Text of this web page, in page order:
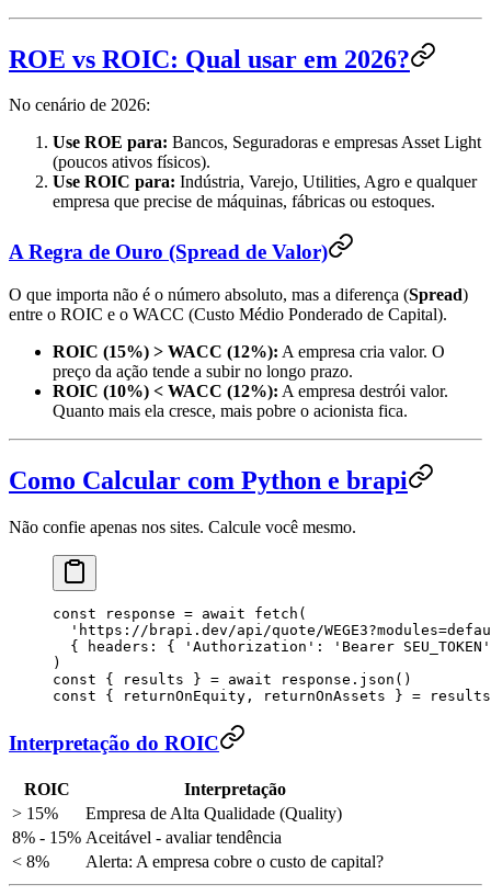
ROE vs ROIC: Qual usar em 2026?
No cenário de 2026:
Use ROE para: Bancos, Seguradoras e empresas Asset Light
(poucos ativos físicos).
Use ROIC para: Indústria, Varejo, Utilities, Agro e qualquer
empresa que precise de máquinas, fábricas ou estoques.
A Regra de Ouro (Spread de Valor)
O que importa não é o número absoluto, mas a diferença (Spread)
entre o ROIC e o WACC (Custo Médio Ponderado de Capital).
ROIC (15%) > WACC (12%): A empresa cria valor. O
preço da ação tende a subir no longo prazo.
ROIC (10%) < WACC (12%): A empresa destrói valor.
Quanto mais ela cresce, mais pobre o acionista fica.
Como Calcular com Python e brapi
Não confie apenas nos sites. Calcule você mesmo.
const response = await fetch (
  '
https://brapi.dev/api/quote/
  {
headers : { ' Authorization ' : ' Bearer SEU_TOKEN '
)
const { results } = await response . json ()
const { returnOnEquity , returnOnAssets } = results
Interpretação do ROIC
ROIC
Interpretação
> 15%
Empresa de Alta Qualidade (Quality)
8% - 15% Aceitável - avaliar tendência
< 8%
Alerta: A empresa cobre o custo de capital?